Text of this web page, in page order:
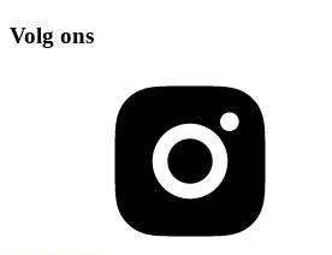
Volg ons